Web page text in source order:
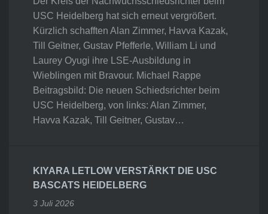
USC Heidelberg hat sich erneut vergrößert.
Kürzlich schafften Alan Zimmer, Havva Kazak,
Till Geitner, Gustav Pfefferle, William Li und
Laurey Oyugi ihre LSE-Ausbildung in
Wieblingen mit Bravour. Michael Rappe
Beitragsbild: Die neuen Schiedsrichter beim
USC Heidelberg, von links: Alan Zimmer,
Havva Kazak, Till Geitner, Gustav…
KIYARA LETLOW VERSTÄRKT DIE USC
BASCATS HEIDELBERG
3 Juli 2026